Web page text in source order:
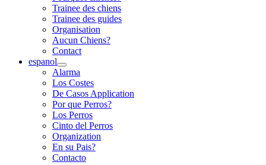
Trainee des chiens
Trainee des guides
Organisation
Aucun Chiens?
Contact
espanol
Alarma
Los Costes
De Casos Application
Por que Perros?
Los Perros
Cinto del Perros
Organization
En su Pais?
Contacto